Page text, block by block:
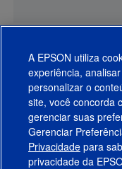
Produtos
Suporte
A EPSON utiliza
experiência,
personalizar o
site, você concorda
gerenciar suas
Gerenciar
Privacidade para
privacidade da